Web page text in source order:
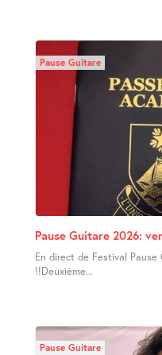
Pause Guitare
Pause Guitare 2026:
En direct de Festival Pause
!!Deuxième...
Pause Guitare